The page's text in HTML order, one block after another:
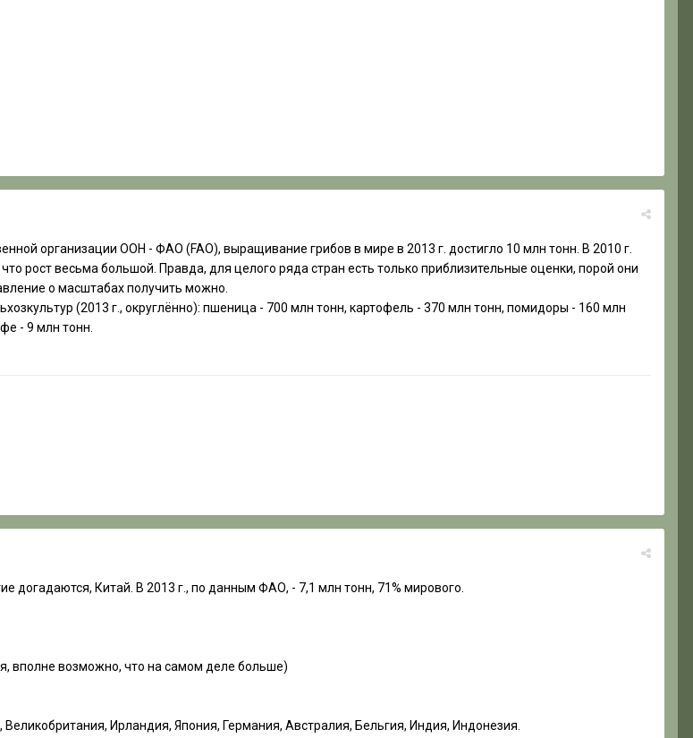
организации ООН - ФАО (FAO), выращивание грибов в мире в 2013 г. достигло 10 млн тонн. В 2010 г.
рост весьма большой. Правда, для целого ряда стран есть только приблизительные оценки, порой они
о масштабах получить можно.
(2013 г., округлённо): пшеница - 700 млн тонн, картофель - 370 млн тонн, помидоры - 160 млн
- 9 млн тонн.
догадаются, Китай. В 2013 г., по данным ФАО, - 7,1 млн тонн, 71% мирового.
вполне возможно, что на самом деле больше)
Ирландия, Япония, Германия, Австралия, Бельгия, Индия, Индонезия.